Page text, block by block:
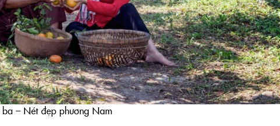
– Nét đẹp phương Nam